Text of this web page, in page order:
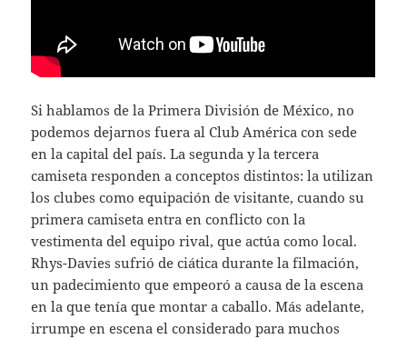
Si hablamos de la Primera División de México, no
podemos dejarnos fuera al Club América con sede
en la capital del país. La segunda y la tercera
camiseta responden a conceptos distintos: la utilizan
los clubes como equipación de visitante, cuando su
primera camiseta entra en conflicto con la
vestimenta del equipo rival, que actúa como local.
Rhys-Davies sufrió de ciática durante la filmación,
un padecimiento que empeoró a causa de la escena
en la que tenía que montar a caballo. Más adelante,
irrumpe en escena el considerado para muchos